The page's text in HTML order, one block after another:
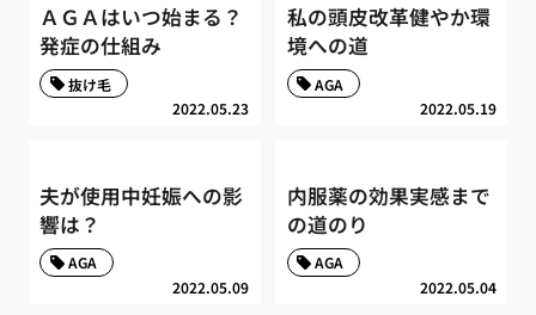
ＡＧＡはいつ始まる？
発症の仕組み
2022.05.23
抜け毛
私の頭皮改革健やか環
境への道
2022.05.19
AGA
夫が使用中妊娠への影
響は？
2022.05.09
AGA
内服薬の効果実感まで
の道のり
2022.05.04
AGA